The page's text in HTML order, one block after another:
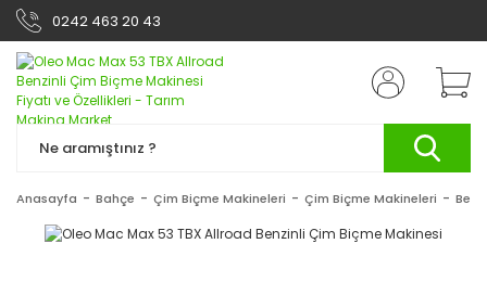
0242 463 20 43
Anasayfa Bahçe Çim Biçme Makineleri Çim Biçme Makineleri